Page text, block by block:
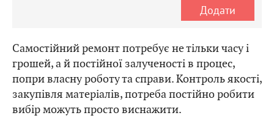
Додати
Самостійний ремонт потребує не тільки часу і
грошей, а й постійної залученості в процес,
попри власну роботу та справи. Контроль якості,
закупівля матеріалів, потреба постійно робити
вибір можуть просто виснажити.